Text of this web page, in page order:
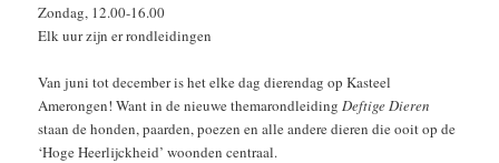
Zondag, 12.00-16.00
Elk uur zijn er rondleidingen
Van juni tot december is het elke dag dierendag op Kasteel
Amerongen! Want in de nieuwe themarondleidingDeftige Dieren
staan de honden, paarden, poezen en alle andere dieren die ooit op de
‘Hoge Heerlijckheid’ woonden centraal.